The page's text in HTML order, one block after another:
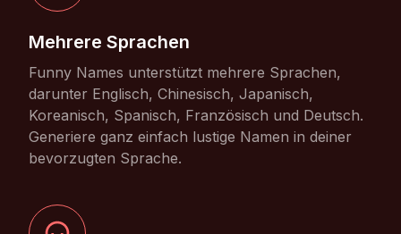
Mehrere Sprachen
Funny Names unterstützt mehrere Sprachen,
darunter Englisch, Chinesisch, Japanisch,
Koreanisch, Spanisch, Französisch und Deutsch.
Generiere ganz einfach lustige Namen in deiner
bevorzugten Sprache.